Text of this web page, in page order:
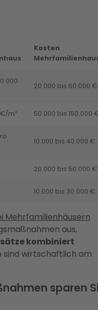
Kosten
20.000 bis 60.000 €
m² 50.000 bis 150.000
10.000 bis 40.000 €
20.000 bis 50.000 €
10.000 bis 30.000 €
Mehrfamilienhäusern
aus,
kombiniert
sind wirtschaftlich am
sparen